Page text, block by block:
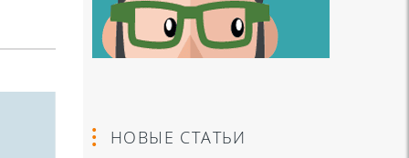
НОВЫЕ СТАТЬИ